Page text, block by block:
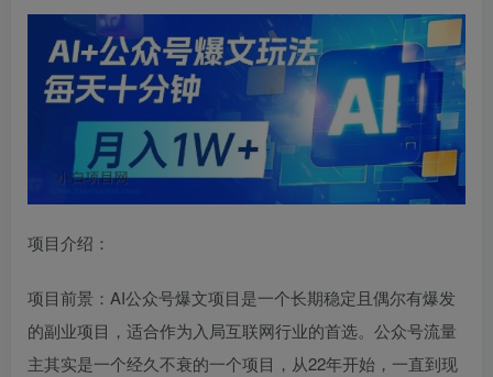
项目介绍：
项目前景：AI公众号爆文项目是一个长期稳定且偶尔有爆发
的副业项目，适合作为入局互联网行业的首选。公众号流量
主其实是一个经久不衰的一个项目，从22年开始，一直到现